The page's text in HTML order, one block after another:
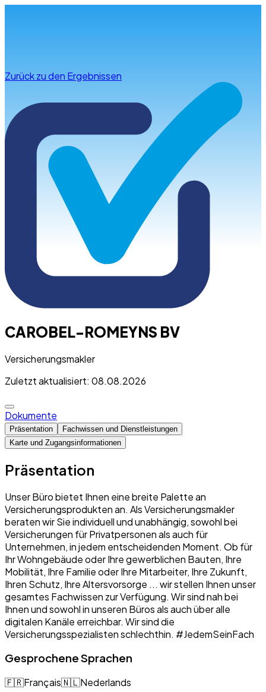
Zurück zu den Ergebnissen
CAROBEL-ROMEYNS BV
Versicherungsmakler
Zuletzt aktualisiert: 08.08.2026
Dokumente
Präsentation
Fachwissen und Dienstleistungen
Karte und Zugangsinformationen
Präsentation
Unser Büro bietet Ihnen eine breite Palette an
Versicherungsprodukten an. Als Versicherungsmakler
beraten wir Sie individuell und unabhängig, sowohl bei
Versicherungen für Privatpersonen als auch für
Unternehmen, in jedem entscheidenden Moment. Ob für
Ihr Wohngebäude oder Ihre gewerblichen Bauten, Ihre
Mobilität, Ihre Familie oder Ihre Mitarbeiter, Ihre Zukunft,
Ihren Schutz, Ihre Altersvorsorge ... wir stellen Ihnen unser
gesamtes Fachwissen zur Verfügung. Wir sind nah bei
Ihnen und sowohl in unseren Büros als auch über alle
digitalen Kanäle erreichbar. Wir sind die
Versicherungsspezialisten schlechthin. #JedemSeinFach
Gesprochene Sprachen
🇫🇷Français🇳🇱Nederlands